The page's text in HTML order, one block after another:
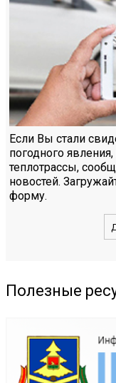
Если Вы стали
погодного
теплотрассы,
новостей.
форму.
Полезные